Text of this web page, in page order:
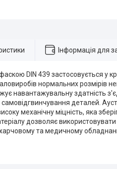
Інформація для
DIN 439 застосовується у
нормальних
навантажувальну здатність
деталей.
механічну міцність, яка
дозволяє
харчовому та медичному